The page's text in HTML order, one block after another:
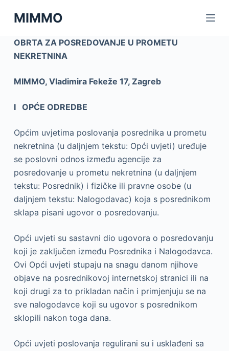
P
e
o
a
a
d
ž
a
MIMMO
OBRTA ZA POSREDOVANJE U PROMETU
NEKRETNINA
MIMMO, Vladimira Fekeže 17, Zagreb
I OPĆE ODREDBE
Općim uvjetima poslovanja posrednika u prometu
nekretnina (u daljnjem tekstu: Opći uvjeti) uređuje
se poslovni odnos između agencije za
posredovanje u prometu nekretnina (u daljnjem
tekstu: Posrednik) i fizičke ili pravne osobe (u
daljnjem tekstu: Nalogodavac) koja s posrednikom
sklapa pisani ugovor o posredovanju.
Opći uvjeti su sastavni dio ugovora o posredovanju
koji je zaključen između Posrednika i Nalogodavca.
Ovi Opći uvjeti stupaju na snagu danom njihove
objave na posrednikovoj internetskoj stranici ili na
koji drugi za to prikladan način i primjenjuju se na
sve nalogodavce koji su ugovor s posrednikom
sklopili nakon toga dana.
Opći uvjeti poslovanja regulirani su i usklađeni sa